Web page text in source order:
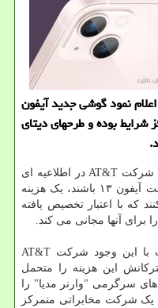
به گزارش الف دانلود شرکت AT&T اعلام نمود گوشی جدید آیفون
شرایط بوده و طرحهای دیتای
به نقل از ایسنا، شرکت AT&T در اطلاعیه ای
اعلام نمود مشترکانی که خواهان دریافت آیفون ۱۳ باشند، یک هزینه
که با اعتبار تخصیص یافته
برای آنها مجانی می کند.
قیمت مدل آیفون پرو ۹۹۹ دلار است با این وجود شرکت AT&T
این هزینه را متحمل
سرگرمی "وارنر مدیا" را
یک شرکت مخابراتی متمرکز